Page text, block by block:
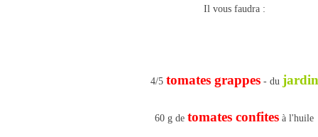
Il vous faudra :
4/5 tomates grappes- du jardin
60 g de tomates confites à l'huile